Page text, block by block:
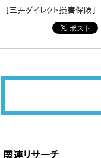
[三井ダイレクト損害保険]
関連リサーチ